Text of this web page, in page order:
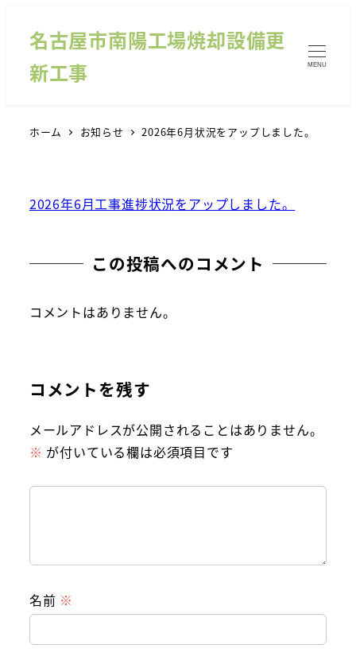
名古屋市南陽工場焼却設備更
新工事
MENU
ホーム お知らせ 2026年6月状況をアップしました。
2026年6月工事進捗状況をアップしました。
この投稿へのコメント
コメントはありません。
コメントを残す
メールアドレスが公開されることはありません。
※ が付いている欄は必須項目です
名前 ※